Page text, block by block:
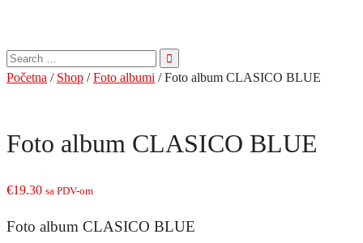
Pretraga
za:
Početna / Shop /Foto albumi / Foto album CLASICO BLUE
Foto album CLASICO BLUE
€19.30 sa PDV-om
Foto album CLASICO BLUE